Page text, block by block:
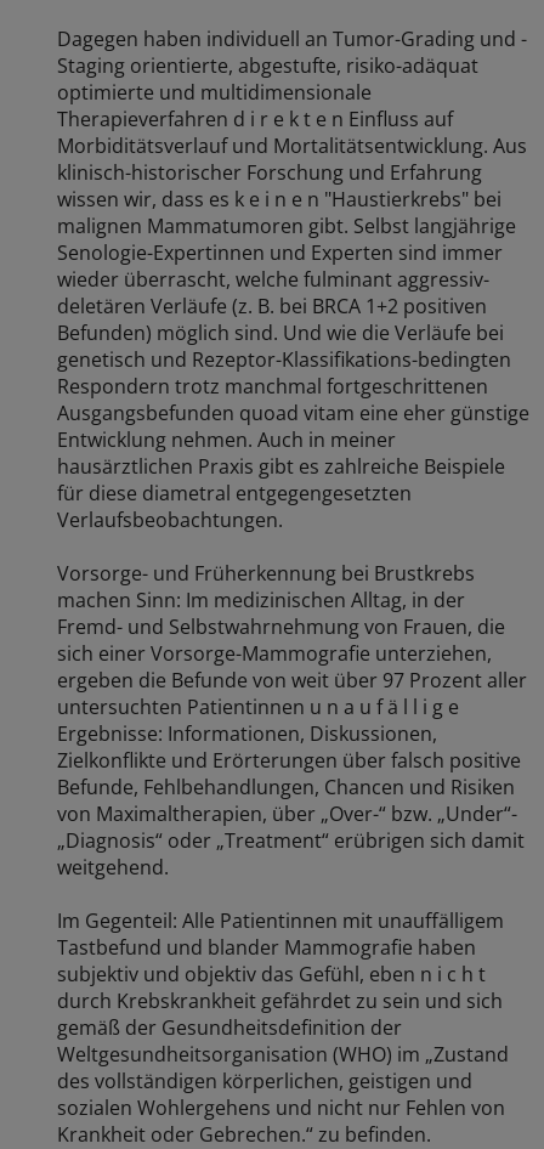
Dagegen haben individuell an Tumor-Grading und -
Staging orientierte, abgestufte, risiko-adäquat
optimierte und multidimensionale
Therapieverfahren d i r e k t e n Einfluss auf
Morbiditätsverlauf und Mortalitätsentwicklung. Aus
klinisch-historischer Forschung und Erfahrung
wissen wir, dass es k e i n e n "Haustierkrebs" bei
malignen Mammatumoren gibt. Selbst langjährige
Senologie-Expertinnen und Experten sind immer
wieder überrascht, welche fulminant aggressiv-
deletären Verläufe (z. B. bei BRCA 1+2 positiven
Befunden) möglich sind. Und wie die Verläufe bei
genetisch und Rezeptor-Klassifikations-bedingten
Respondern trotz manchmal fortgeschrittenen
Ausgangsbefunden quoad vitam eine eher günstige
Entwicklung nehmen. Auch in meiner
hausärztlichen Praxis gibt es zahlreiche Beispiele
für diese diametral entgegengesetzten
Verlaufsbeobachtungen.
Vorsorge- und Früherkennung bei Brustkrebs
machen Sinn: Im medizinischen Alltag, in der
Fremd- und Selbstwahrnehmung von Frauen, die
sich einer Vorsorge-Mammografie unterziehen,
ergeben die Befunde von weit über 97 Prozent aller
untersuchten Patientinnen u n a u f ä l l i g e
Ergebnisse: Informationen, Diskussionen,
Zielkonflikte und Erörterungen über falsch positive
Befunde, Fehlbehandlungen, Chancen und Risiken
von Maximaltherapien, über „Over-“ bzw. „Under“-
„Diagnosis“ oder „Treatment“ erübrigen sich damit
weitgehend.
Im Gegenteil: Alle Patientinnen mit unauffälligem
Tastbefund und blander Mammografie haben
subjektiv und objektiv das Gefühl, eben n i c h t
durch Krebskrankheit gefährdet zu sein und sich
gemäß der Gesundheitsdefinition der
Weltgesundheitsorganisation (WHO) im „Zustand
des vollständigen körperlichen, geistigen und
sozialen Wohlergehens und nicht nur Fehlen von
Krankheit oder Gebrechen.“ zu befinden.